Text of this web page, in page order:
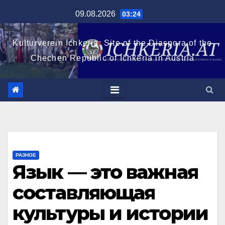
к
содержимому
09.08.2026 03:24
Kulturverein Ichkeria: Site of the Diaspora of the
Chechen Republic of Ichkeria in Austria
РАЗНОЕ
Язык — это важная
составляющая
культуры и истории